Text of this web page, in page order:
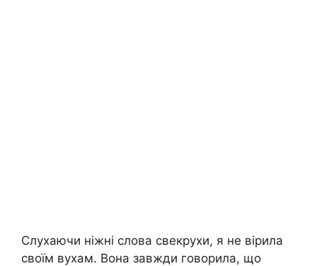
Слухаючи ніжні слова свекрухи, я не вірила
своїм вухам. Вона завжди говорила, що